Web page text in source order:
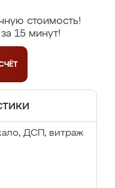
стоимость!
15 минут!
ДСП, витраж